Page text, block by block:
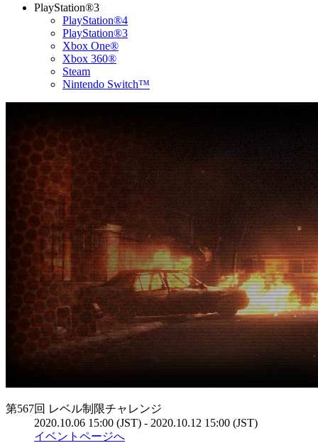
PlayStation®3
PlayStation®4
PlayStation®3
Xbox One®
Xbox 360®
Steam
Nintendo Switch™
第567回 レベル制限チャレンジ
2020.10.06 15:00 (JST) - 2020.10.12 15:00 (JST)
イベントページへ